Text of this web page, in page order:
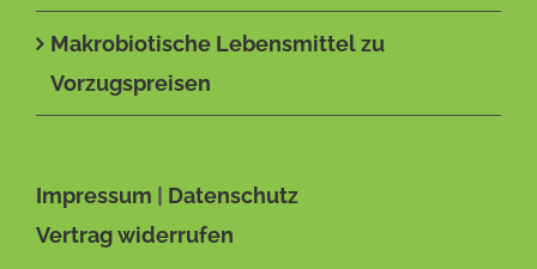
Makrobiotische Lebensmittel zu
Vorzugspreisen
Impressum
Datenschutz
Vertrag widerrufen